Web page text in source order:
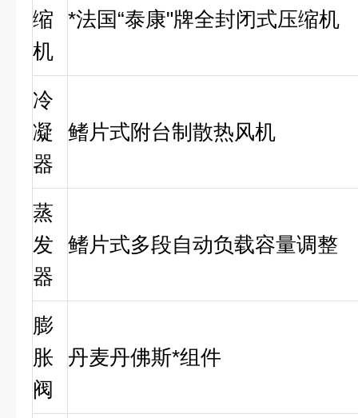
缩
机
*法国“泰康"牌全封闭式压缩机
冷
凝
器
鳍片式附台制散热风机
蒸
发
器
鳍片式多段自动负载容量调整
膨
胀
阀
丹麦丹佛斯*组件